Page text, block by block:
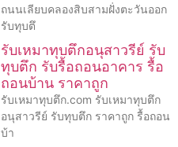
ถนนเลียบคลองสิบสามฝั่งตะวันออก
รับทุบตึ
รับเหมาทุบตึกอนุสาวรีย์ รับ
ทุบตึก รับรื้อถอนอาคาร รื้อ
ถอนบ้าน ราคาถูก
รับเหมาทุบตึก.com รับเหมาทุบตึก
อนุสาวรีย์ รับทุบตึก ราคาถูก รื้อถอน
บ้า